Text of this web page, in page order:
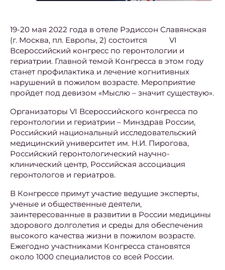
19-20 мая 2022 года в отеле Рэдиссон Славянская
(г. Москва, пл. Европы, 2) состоится VI
Всероссийский конгресс по геронтологии и
гериатрии. Главной темой Конгресса в этом году
станет профилактика и лечение когнитивных
нарушений в пожилом возрасте. Мероприятие
пройдет под девизом «Мыслю – значит существую».
Организаторы VI Всероссийского конгресса по
геронтологии и гериатрии – Минздрав России,
Российский национальный исследовательский
медицинский университет им. Н.И. Пирогова,
Российский геронтологический научно-
клинический центр, Российская ассоциация
геронтологов и гериатров.
В Конгрессе примут участие ведущие эксперты,
ученые и общественные деятели,
заинтересованные в развитии в России медицины
здорового долголетия и среды для обеспечения
высокого качества жизни в пожилом возрасте.
Ежегодно участниками Конгресса становятся
около 1000 специалистов со всей России.